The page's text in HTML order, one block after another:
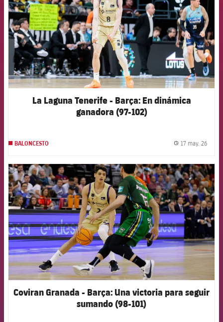
La Laguna Tenerife - Barça: En dinámica
ganadora (97-102)
BALONCESTO 17 may. 26
FCB Barcelona badge
Coviran Granada - Barça: Una victoria para seguir
sumando (98-101)